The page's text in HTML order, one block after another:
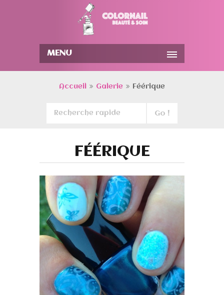
MENU
Accueil Galerie Féérique
FÉÉRIQUE